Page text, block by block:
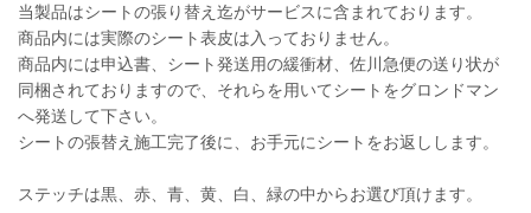
当製品はシートの張り替え迄がサービスに含まれております。
商品内には実際のシート表皮は入っておりません。
商品内には申込書、シート発送用の緩衝材、佐川急便の送り状が
同梱されておりますので、それらを用いてシートをグロンドマン
へ発送して下さい。
シートの張替え施工完了後に、お手元にシートをお返しします。
ステッチは黒、赤、青、黄、白、緑の中からお選び頂けます。